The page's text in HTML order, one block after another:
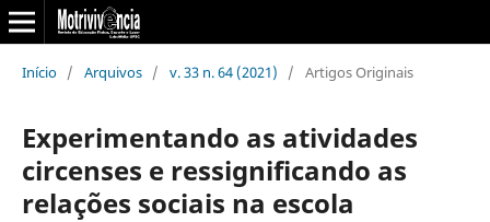
Início / Arquivos / v. 33 n. 64 (2021) / Artigos Originais
Experimentando as atividades
circenses e ressignificando as
relações sociais na escola